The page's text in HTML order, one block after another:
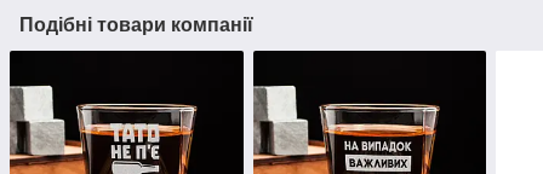
Подібні товари компанії